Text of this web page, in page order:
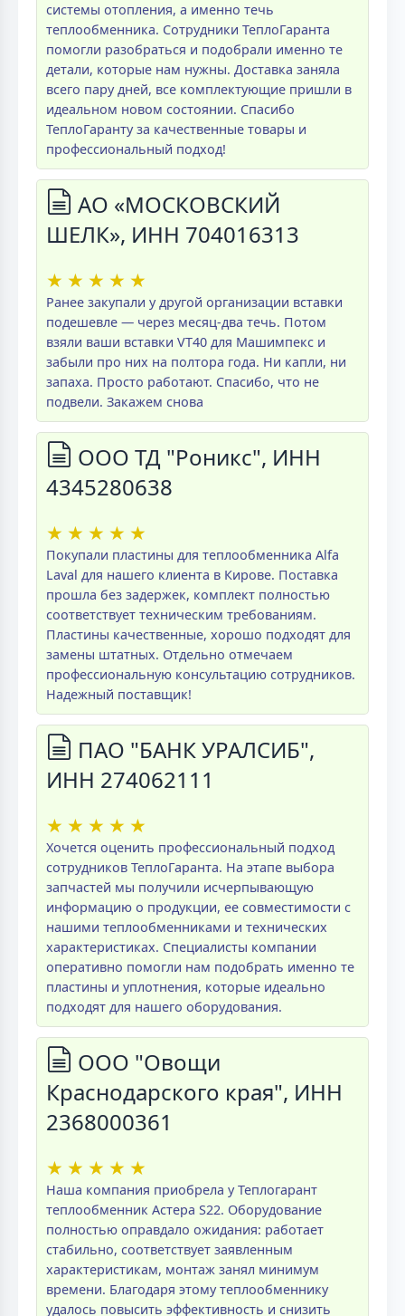
системы отопления, а именно течь
теплообменника. Сотрудники ТеплоГаранта
помогли разобраться и подобрали именно те
детали, которые нам нужны. Доставка заняла
всего пару дней, все комплектующие пришли в
идеальном новом состоянии. Спасибо
ТеплоГаранту за качественные товары и
профессиональный подход!
АО «МОСКОВСКИЙ
ШЕЛК», ИНН 704016313
★ ★ ★ ★ ★
Ранее закупали у другой организации вставки
подешевле — через месяц-два течь. Потом
взяли ваши вставки VT40 для Машимпекс и
забыли про них на полтора года. Ни капли, ни
запаха. Просто работают. Спасибо, что не
подвели. Закажем снова
ООО ТД "Роникс", ИНН
4345280638
★ ★ ★ ★ ★
Покупали пластины для теплообменника Alfa
Laval для нашего клиента в Кирове. Поставка
прошла без задержек, комплект полностью
соответствует техническим требованиям.
Пластины качественные, хорошо подходят для
замены штатных. Отдельно отмечаем
профессиональную консультацию сотрудников.
Надежный поставщик!
ПАО "БАНК УРАЛСИБ",
ИНН 274062111
★ ★ ★ ★ ★
Хочется оценить профессиональный подход
сотрудников ТеплоГаранта. На этапе выбора
запчастей мы получили исчерпывающую
информацию о продукции, ее совместимости с
нашими теплообменниками и технических
характеристиках. Специалисты компании
оперативно помогли нам подобрать именно те
пластины и уплотнения, которые идеально
подходят для нашего оборудования.
ООО "Овощи
Краснодарского края", ИНН
2368000361
★ ★ ★ ★ ★
Наша компания приобрела у Теплогарант
теплообменник Астера S22. Оборудование
полностью оправдало ожидания: работает
стабильно, соответствует заявленным
характеристикам, монтаж занял минимум
времени. Благодаря этому теплообменнику
удалось повысить эффективность и снизить